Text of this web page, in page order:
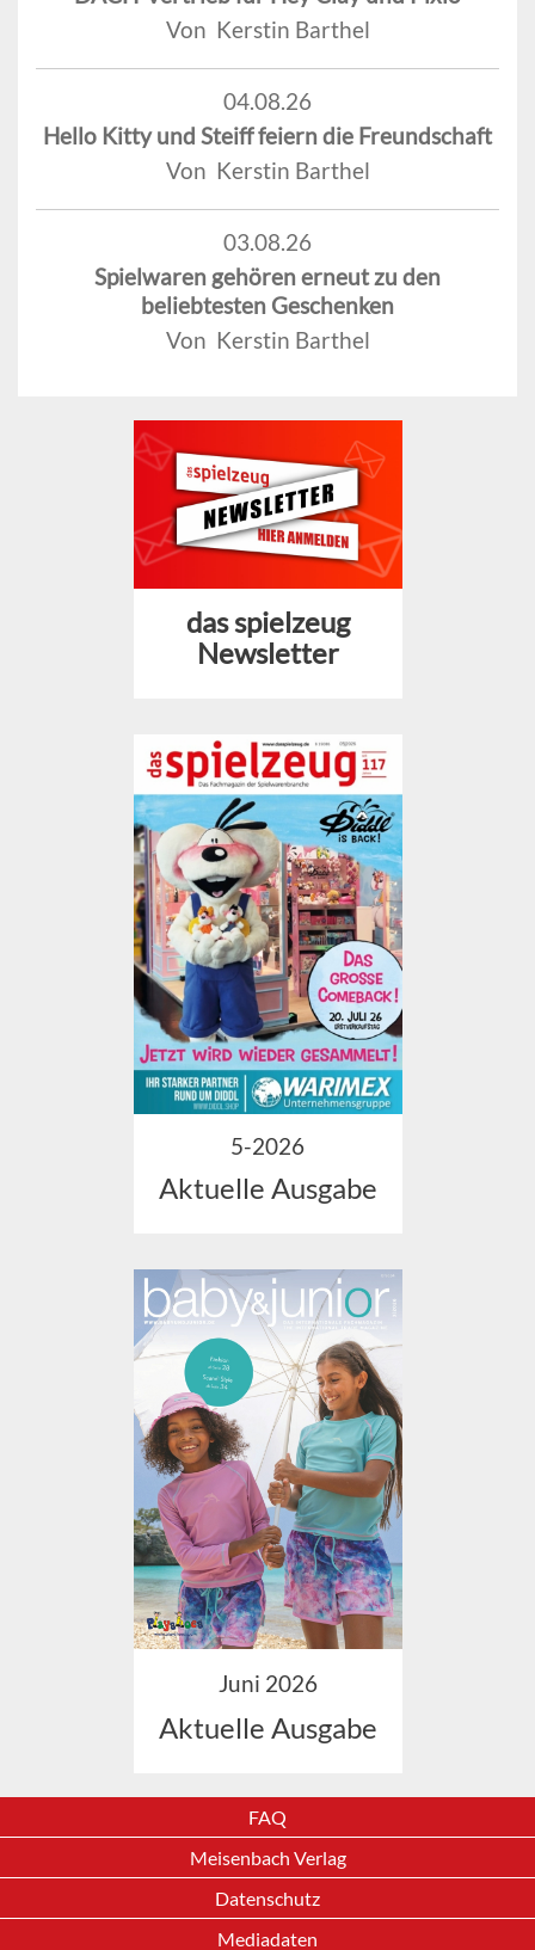
Von Kerstin Barthel
04.08.26
Hello Kitty und Steiff feiern die Freundschaft
Von Kerstin Barthel
03.08.26
Spielwaren gehören erneut zu den
beliebtesten Geschenken
Von Kerstin Barthel
das spielzeug
Newsletter
5-2026
Aktuelle Ausgabe
Juni 2026
Aktuelle Ausgabe
FAQ
Meisenbach Verlag
Datenschutz
Mediadaten